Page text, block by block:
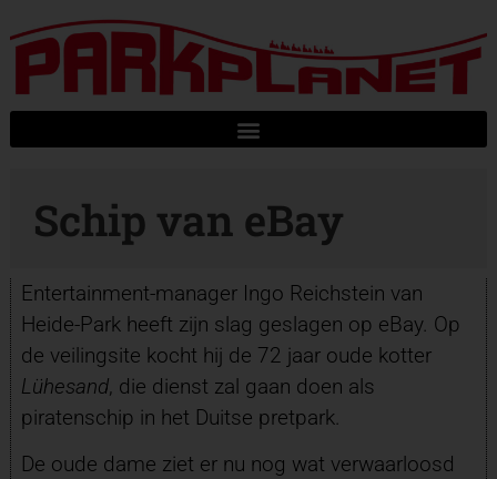
Schip van eBay
Entertainment-manager Ingo Reichstein van
Heide-Park heeft zijn slag geslagen op eBay. Op
de veilingsite kocht hij de 72 jaar oude kotter
Lühesand, die dienst zal gaan doen als
piratenschip in het Duitse pretpark.
De oude dame ziet er nu nog wat verwaarloosd